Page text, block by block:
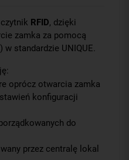
RFID, dzięki
zamka za pomocą
w standardzie UNIQUE.
oprócz otwarcia zamka
konfiguracji
do
przez centralę lokal